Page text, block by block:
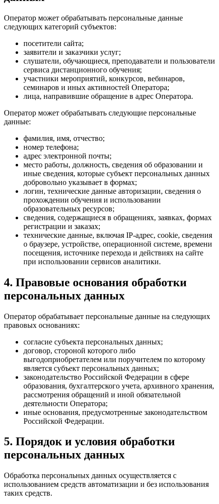
Оператор может обрабатывать персональные данные
следующих категорий субъектов:
посетители сайта;
заявители и заказчики услуг;
слушатели, обучающиеся, преподаватели и пользователи
сервиса дистанционного обучения;
участники мероприятий, конкурсов, вебинаров,
семинаров и иных активностей Оператора;
лица, направившие обращение в адрес Оператора.
Оператор может обрабатывать следующие персональные
данные:
фамилия, имя, отчество;
номер телефона;
адрес электронной почты;
место работы, должность, сведения об образовании и
иные сведения, которые субъект персональных данных
добровольно указывает в формах;
логин, технические данные авторизации, сведения о
прохождении обучения и использовании
образовательных ресурсов;
сведения, содержащиеся в обращениях, заявках, формах
регистрации и заказах;
технические данные, включая IP-адрес, cookie, сведения
о браузере, устройстве, операционной системе, времени
посещения, источнике перехода и действиях на сайте
при использовании сервисов аналитики.
4. Правовые основания обработки
персональных данных
Оператор обрабатывает персональные данные на следующих
правовых основаниях:
согласие субъекта персональных данных;
договор, стороной которого либо
выгодоприобретателем или поручителем по которому
является субъект персональных данных;
законодательство Российской Федерации в сфере
образования, бухгалтерского учета, архивного хранения,
рассмотрения обращений и иной обязательной
деятельности Оператора;
иные основания, предусмотренные законодательством
Российской Федерации.
5. Порядок и условия обработки
персональных данных
Обработка персональных данных осуществляется с
использованием средств автоматизации и без использования
таких средств.